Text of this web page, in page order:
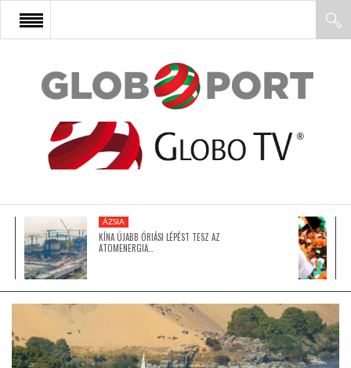
FŐOLDAL
AFRIKA
ÁZSIA
LATIN-AMERIKA
ÁZSIA
KÍNA ÚJABB ÓRIÁSI LÉPÉST TESZ AZ
ATOMENERGIA…